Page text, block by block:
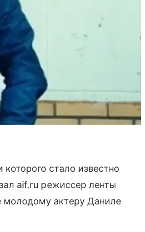
стало известно
aif.ru режиссер ленты
молодому актеру Даниле